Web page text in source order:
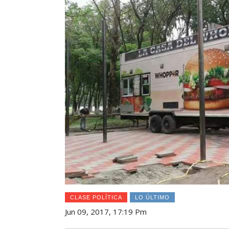
CLASE POLÍTICA LO ÚLTIMO
Jun 09, 2017, 17:19 Pm